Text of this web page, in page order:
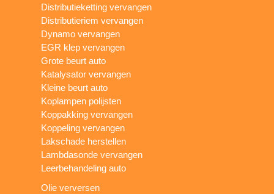
Distributieketting vervangen
Distributieriem vervangen
Dynamo vervangen
EGR klep vervangen
Grote beurt auto
Katalysator vervangen
Kleine beurt auto
Koplampen polijsten
Koppakking vervangen
Koppeling vervangen
Lakschade herstellen
Lambdasonde vervangen
Leerbehandeling auto
Olie verversen